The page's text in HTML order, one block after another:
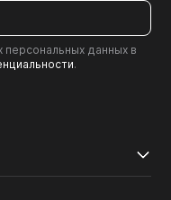
персональных данных в
.